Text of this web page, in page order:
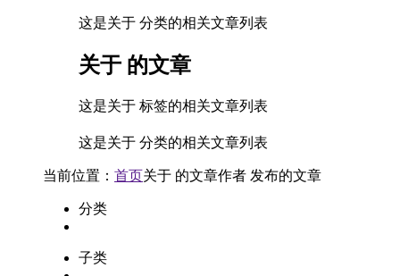
这是关于 分类的相关文章列表
关于 的文章
这是关于 标签的相关文章列表
这是关于 分类的相关文章列表
当前位置： 首页关于 的文章作者 发布的文章
分类
子类